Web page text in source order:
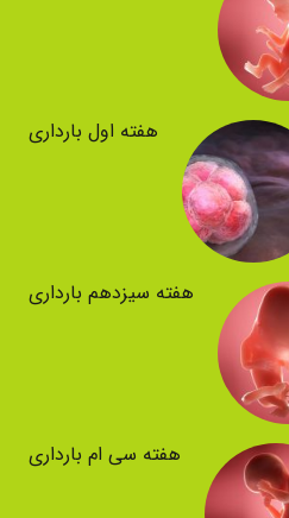
هفته اول بارداری
هفته سیزدهم بارداری
هفته سی ام بارداری